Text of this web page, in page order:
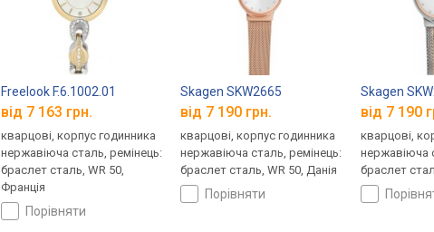
Freelook F.6.1002.01
від 7 163 грн.
кварцові, корпус годинника
нержавіюча сталь, ремінець:
браслет сталь, WR 50,
Франція
порівняти
Skagen SKW2665
від 7 190 грн.
кварцові, корпус годинника
нержавіюча сталь, ремінець:
браслет сталь, WR 50, Данія
порівняти
Skagen
від 7 190
кварцові,
нержавіюча
браслет